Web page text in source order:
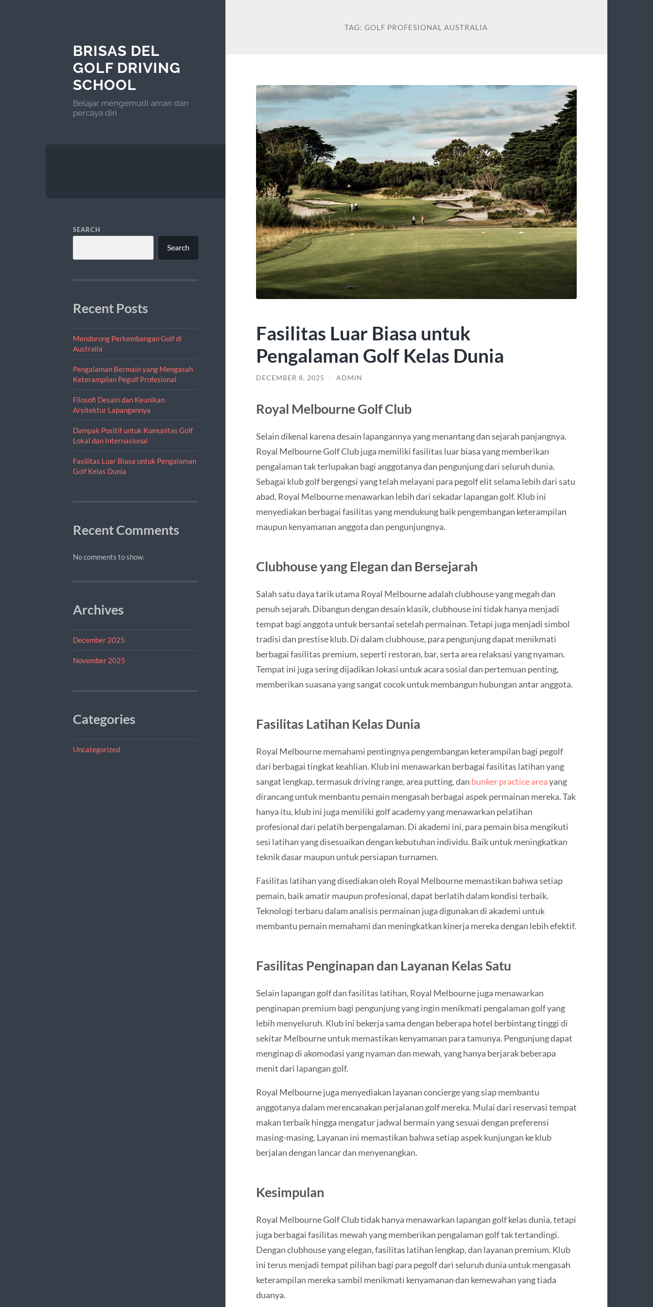
BRISAS DEL
GOLF DRIVING
SCHOOL
Belajar mengemudi aman dan
percaya diri
SEARCH
Search
Recent Posts
Mendorong Perkembangan Golf di
Australia
Pengalaman Bermain yang Mengasah
Keterampilan Pegolf Profesional
Filosofi Desain dan Keunikan
Arsitektur Lapangannya
Dampak Positif untuk Komunitas Golf
Lokal dan Internasional
Fasilitas Luar Biasa untuk Pengalaman
Golf Kelas Dunia
Recent Comments
No comments to show.
Archives
December 2025
November 2025
Categories
Uncategorized
TAG:GOLF PROFESIONAL AUSTRALIA
Fasilitas Luar Biasa untuk
Pengalaman Golf Kelas Dunia
DECEMBER 8, 2025 / ADMIN
Royal Melbourne Golf Club
Selain dikenal karena desain lapangannya yang menantang dan sejarah panjangnya.
Royal Melbourne Golf Club juga memiliki fasilitas luar biasa yang memberikan
pengalaman tak terlupakan bagi anggotanya dan pengunjung dari seluruh dunia.
Sebagai klub golf bergengsi yang telah melayani para pegolf elit selama lebih dari satu
abad, Royal Melbourne menawarkan lebih dari sekadar lapangan golf. Klub ini
menyediakan berbagai fasilitas yang mendukung baik pengembangan keterampilan
maupun kenyamanan anggota dan pengunjungnya.
Clubhouse yang Elegan dan Bersejarah
Salah satu daya tarik utama Royal Melbourne adalah clubhouse yang megah dan
penuh sejarah. Dibangun dengan desain klasik, clubhouse ini tidak hanya menjadi
tempat bagi anggota untuk bersantai setelah permainan. Tetapi juga menjadi simbol
tradisi dan prestise klub. Di dalam clubhouse, para pengunjung dapat menikmati
berbagai fasilitas premium, seperti restoran, bar, serta area relaksasi yang nyaman.
Tempat ini juga sering dijadikan lokasi untuk acara sosial dan pertemuan penting,
memberikan suasana yang sangat cocok untuk membangun hubungan antar anggota.
Fasilitas Latihan Kelas Dunia
Royal Melbourne memahami pentingnya pengembangan keterampilan bagi pegolf
dari berbagai tingkat keahlian. Klub ini menawarkan berbagai fasilitas latihan yang
sangat lengkap, termasuk driving range, area putting, dan bunker practice areayang
dirancang untuk membantu pemain mengasah berbagai aspek permainan mereka. Tak
hanya itu, klub ini juga memiliki golf academy yang menawarkan pelatihan
profesional dari pelatih berpengalaman. Di akademi ini, para pemain bisa mengikuti
sesi latihan yang disesuaikan dengan kebutuhan individu. Baik untuk meningkatkan
teknik dasar maupun untuk persiapan turnamen.
Fasilitas latihan yang disediakan oleh Royal Melbourne memastikan bahwa setiap
pemain, baik amatir maupun profesional, dapat berlatih dalam kondisi terbaik.
Teknologi terbaru dalam analisis permainan juga digunakan di akademi untuk
membantu pemain memahami dan meningkatkan kinerja mereka dengan lebih efektif.
Fasilitas Penginapan dan Layanan Kelas Satu
Selain lapangan golf dan fasilitas latihan, Royal Melbourne juga menawarkan
penginapan premium bagi pengunjung yang ingin menikmati pengalaman golf yang
lebih menyeluruh. Klub ini bekerja sama dengan beberapa hotel berbintang tinggi di
sekitar Melbourne untuk memastikan kenyamanan para tamunya. Pengunjung dapat
menginap di akomodasi yang nyaman dan mewah, yang hanya berjarak beberapa
menit dari lapangan golf.
Royal Melbourne juga menyediakan layanan concierge yang siap membantu
anggotanya dalam merencanakan perjalanan golf mereka. Mulai dari reservasi tempat
makan terbaik hingga mengatur jadwal bermain yang sesuai dengan preferensi
masing-masing. Layanan ini memastikan bahwa setiap aspek kunjungan ke klub
berjalan dengan lancar dan menyenangkan.
Kesimpulan
Royal Melbourne Golf Club tidak hanya menawarkan lapangan golf kelas dunia, tetapi
juga berbagai fasilitas mewah yang memberikan pengalaman golf tak tertandingi.
Dengan clubhouse yang elegan, fasilitas latihan lengkap, dan layanan premium. Klub
ini terus menjadi tempat pilihan bagi para pegolf dari seluruh dunia untuk mengasah
keterampilan mereka sambil menikmati kenyamanan dan kemewahan yang tiada
duanya.